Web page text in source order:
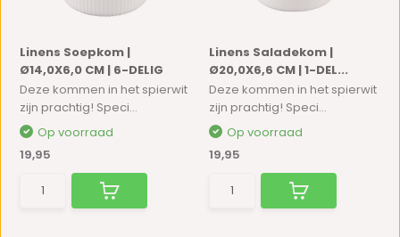
Linens Soepkom |
Ø14,0X6,0 CM | 6-DELIG
Deze kommen in het spierwit
zijn prachtig! Speci...
Op voorraad
19,95
Linens Saladekom |
Ø20,0X6,6 CM | 1-DEL...
Deze kommen in het spierwit
zijn prachtig! Speci...
Op voorraad
19,95